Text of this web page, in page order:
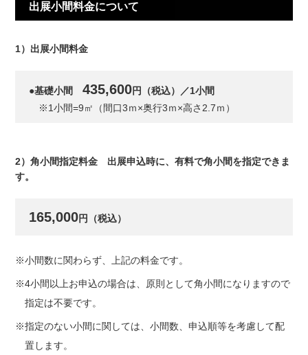
出展小間料金について
1）出展小間料金
●基礎小間435,600円（税込）／1小間
※1小間=9㎡（間口3ｍ×奥行3ｍ×高さ2.7ｍ）
2）角小間指定料金 出展申込時に、有料で角小間を指定できま
す。
165,000円（税込）
※小間数に関わらず、上記の料金です。
※4小間以上お申込の場合は、原則として角小間になりますので
指定は不要です。
※指定のない小間に関しては、小間数、申込順等を考慮して配
置します。